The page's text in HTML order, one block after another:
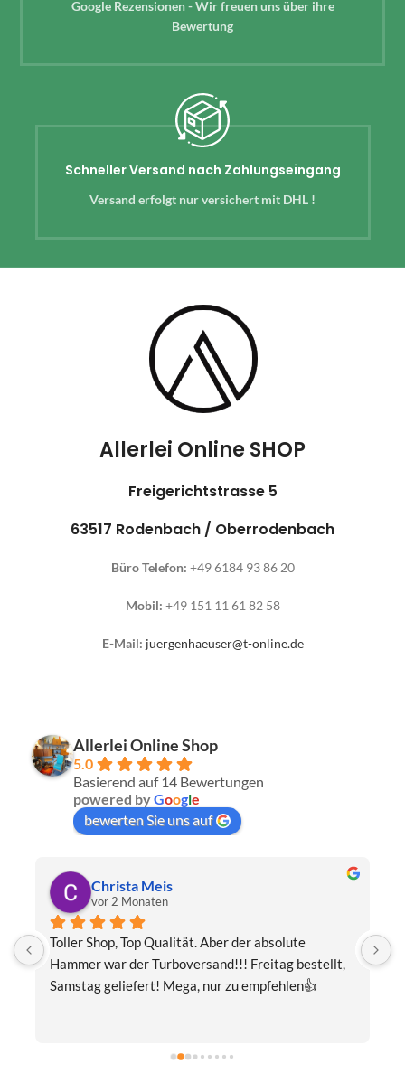
Google Rezensionen - Wir freuen uns über ihre
Bewertung
Schneller Versand nach Zahlungseingang
Versand erfolgt nur versichert mit DHL !
Allerlei Online SHOP
Freigerichtstrasse 5
63517 Rodenbach / Oberrodenbach
Büro Telefon: +49 6184 93 86 20
Mobil: +49 151 11 61 82 58
E-Mail: juergenhaeuser@t-online.de
Allerlei Online Shop
5.0
Basierend auf 14 Bewertungen
powered byGoogle
bewerten Sie uns auf
Meis
Top Qualität. Aber der absolute
der Turboversand!!! Freitag bestellt,
Mega, nur zu empfehlen👍
Thomas
Eine wunderschöne
fairer
verpackt.Beste